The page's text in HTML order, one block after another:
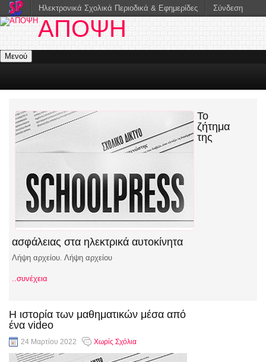
ΑΠΟΨΗ
Μενού
Το
ζήτημα
της
ασφάλειας στα ηλεκτρικά αυτοκίνητα
Λήψη αρχείου. Λήψη αρχείου
..συνέχεια
Η ιστορία των μαθηματικών μέσα από
ένα video
24 Μαρτίου 2022 Χωρίς Σχόλια
Ηλεκτρονικά Σχολικά Περιοδικά & Εφημερίδες Σύνδεση